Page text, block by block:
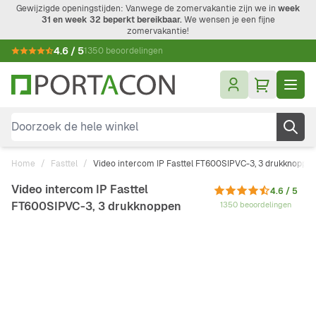
Ga naar de inhoud
Gewijzigde openingstijden: Vanwege de zomervakantie zijn we in week
31 en week 32 beperkt bereikbaar.We wensen je een fijne
zomervakantie!
4.6 / 51350 beoordelingen
Doorzoek de hele winkel
Home / Fasttel / Video intercom IP Fasttel FT600SIPVC-3, 3 drukknoppen
Video intercom IP Fasttel
FT600SIPVC-3, 3 drukknoppen
4.6 / 5
1350 beoordelingen